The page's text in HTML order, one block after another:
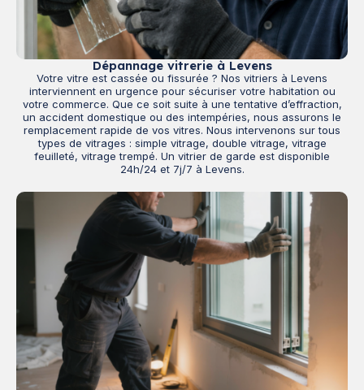
Dépannage vitrerie à Levens
Votre vitre est cassée ou fissurée ? Nos vitriers à Levens
interviennent en urgence pour sécuriser votre habitation ou
votre commerce. Que ce soit suite à une tentative d’effraction,
un accident domestique ou des intempéries, nous assurons le
remplacement rapide de vos vitres. Nous intervenons sur tous
types de vitrages : simple vitrage, double vitrage, vitrage
feuilleté, vitrage trempé. Un vitrier de garde est disponible
24h/24 et 7j/7 à Levens.